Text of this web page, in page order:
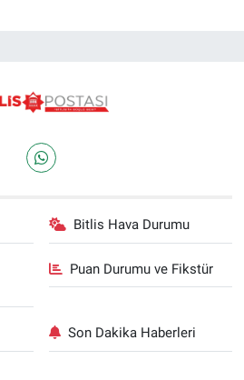
Bitlis Hava Durumu
Puan Durumu ve Fikstür
Son Dakika Haberleri